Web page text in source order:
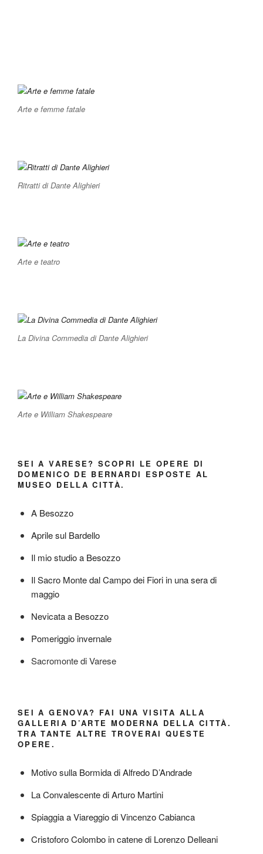
Arte e femme fatale
Ritratti di Dante Alighieri
Arte e teatro
La Divina Commedia di Dante Alighieri
Arte e William Shakespeare
SEI A VARESE? SCOPRI LE OPERE DI
DOMENICO DE BERNARDI ESPOSTE AL
MUSEO DELLA CITTÀ.
A Besozzo
Aprile sul Bardello
Il mio studio a Besozzo
Il Sacro Monte dal Campo dei Fiori in una sera di
maggio
Nevicata a Besozzo
Pomeriggio invernale
Sacromonte di Varese
SEI A GENOVA? FAI UNA VISITA ALLA
GALLERIA D’ARTE MODERNA DELLA CITTÀ.
TRA TANTE ALTRE TROVERAI QUESTE
OPERE.
Motivo sulla Bormida di Alfredo D’Andrade
La Convalescente di Arturo Martini
Spiaggia a Viareggio di Vincenzo Cabianca
Cristoforo Colombo in catene di Lorenzo Delleani